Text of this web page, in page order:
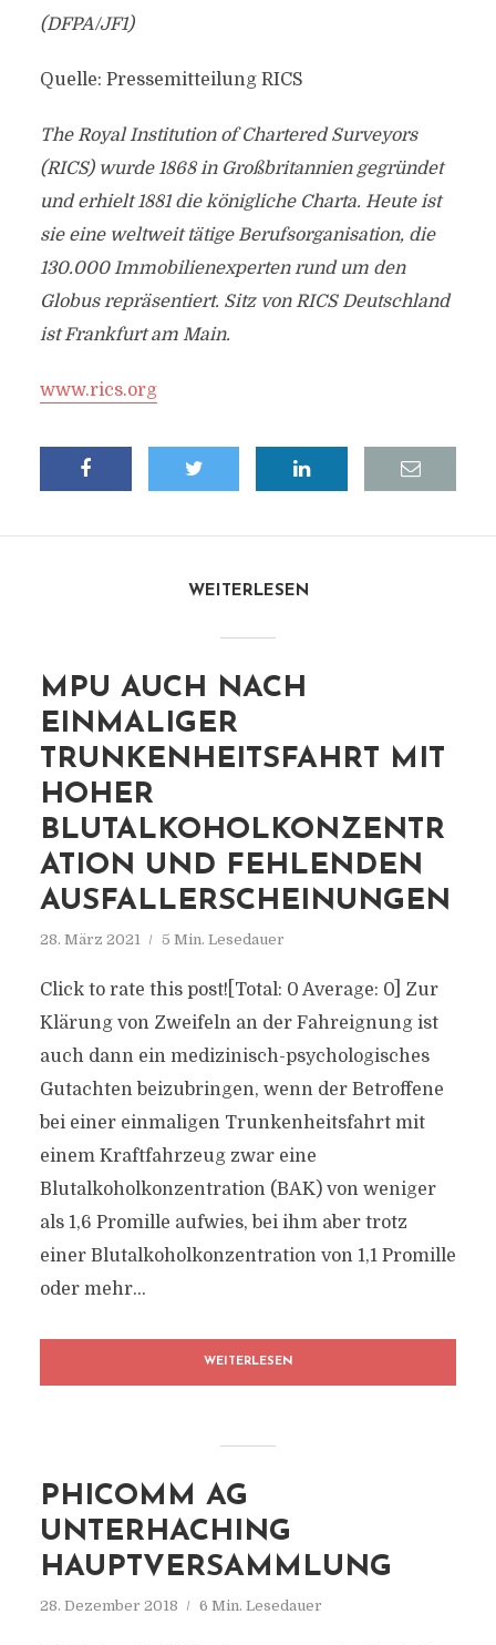
(DFPA/JF1)
Quelle: Pressemitteilung RICS
The Royal Institution of Chartered Surveyors
(RICS) wurde 1868 in Großbritannien gegründet
und erhielt 1881 die königliche Charta. Heute ist
sie eine weltweit tätige Berufsorganisation, die
130.000 Immobilienexperten rund um den
Globus repräsentiert. Sitz von RICS Deutschland
ist Frankfurt am Main.
www.rics.org
WEITERLESEN
MPU AUCH NACH
EINMALIGER
TRUNKENHEITSFAHRT MIT
HOHER
BLUTALKOHOLKONZENTR
ATION UND FEHLENDEN
AUSFALLERSCHEINUNGEN
28. März 2021 5 Min. Lesedauer
Click to rate this post![Total: 0 Average: 0] Zur
Klärung von Zweifeln an der Fahreignung ist
auch dann ein medizinisch-psychologisches
Gutachten beizubringen, wenn der Betroffene
bei einer einmaligen Trunkenheitsfahrt mit
einem Kraftfahrzeug zwar eine
Blutalkoholkonzentration (BAK) von weniger
als 1,6 Promille aufwies, bei ihm aber trotz
einer Blutalkoholkonzentration von 1,1 Promille
oder mehr...
WEITERLESEN
PHICOMM AG
UNTERHACHING
HAUPTVERSAMMLUNG
28. Dezember 2018 6 Min. Lesedauer